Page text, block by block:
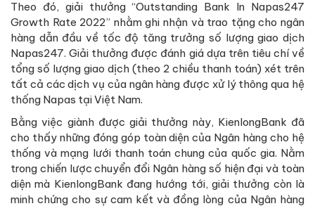
Theo đó, giải thưởng “Outstanding Bank In Napas247
Growth Rate 2022” nhằm ghi nhận và trao tặng cho ngân
hàng dẫn đầu về tốc độ tăng trưởng số lượng giao dịch
Napas247. Giải thưởng được đánh giá dựa trên tiêu chí về
tổng số lượng giao dịch (theo 2 chiều thanh toán) xét trên
tất cả các dịch vụ của ngân hàng được xử lý thông qua hệ
thống Napas tại Việt Nam.
Bằng việc giành được giải thưởng này, KienlongBank đã
cho thấy những đóng góp toàn diện của Ngân hàng cho hệ
thống và mạng lưới thanh toán chung của quốc gia. Nằm
trong chiến lược chuyển đổi Ngân hàng số hiện đại và toàn
diện mà KienlongBank đang hướng tới, giải thưởng còn là
minh chứng cho sự cam kết và đồng lòng của Ngân hàng